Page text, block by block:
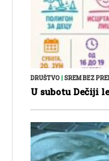
DRUŠTVO|SREM BEZ
U subotu Dečiji